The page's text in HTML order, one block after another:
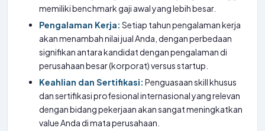
memiliki benchmark gaji awal yang lebih besar.
Pengalaman Kerja: Setiap tahun pengalaman kerja
akan menambah nilai jual Anda, dengan perbedaan
signifikan antara kandidat dengan pengalaman di
perusahaan besar (korporat) versus startup.
Keahlian dan Sertifikasi: Penguasaan skill khusus
dan sertifikasi profesional internasional yang relevan
dengan bidang pekerjaan akan sangat meningkatkan
value Anda di mata perusahaan.